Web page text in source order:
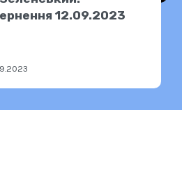
12.09.2023